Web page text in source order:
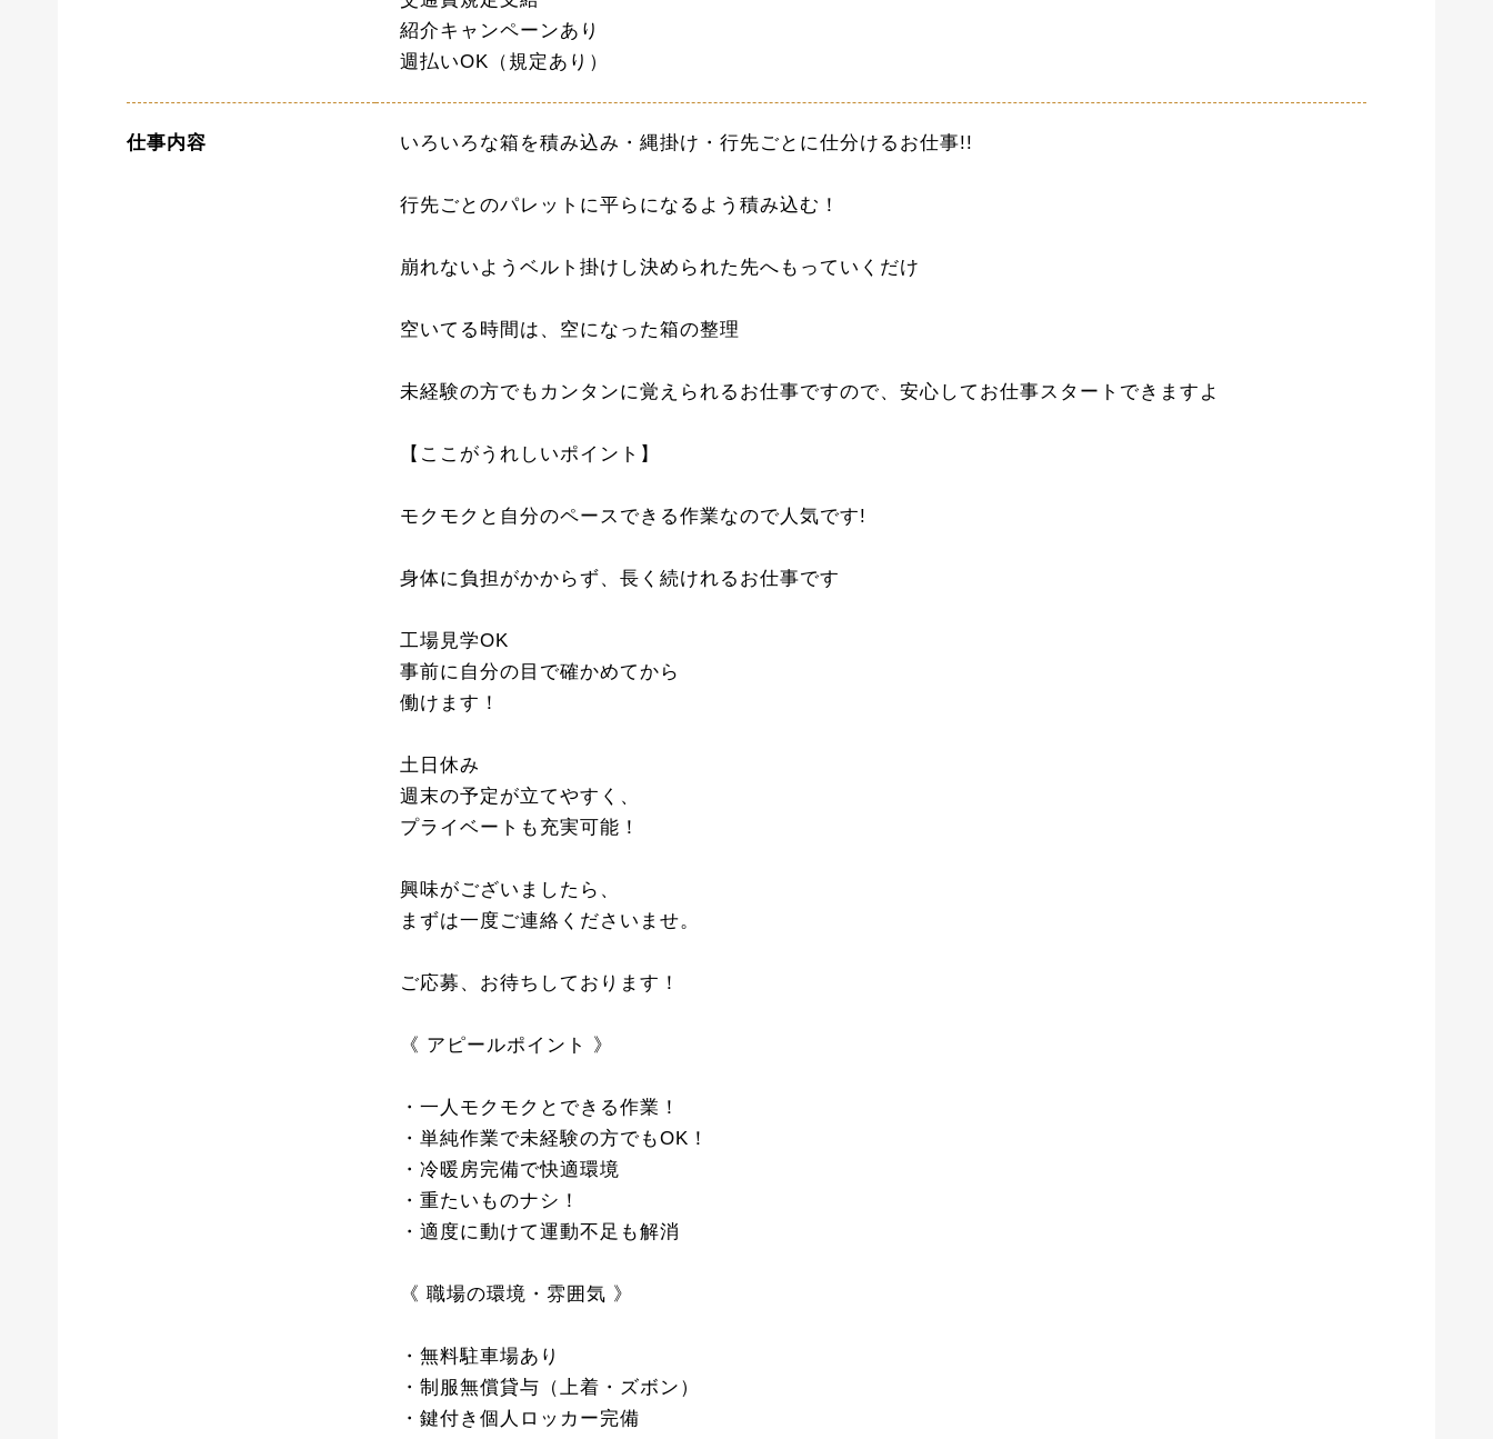
紹介キャンペーンあり
週払いOK（規定あり）
仕事内容 いろいろな箱を積み込み・縄掛け・行先ごとに仕分けるお仕事!!
行先ごとのパレットに平らになるよう積み込む！
崩れないようベルト掛けし決められた先へもっていくだけ
空いてる時間は、空になった箱の整理
未経験の方でもカンタンに覚えられるお仕事ですので、安心してお仕事スタートできますよ
【ここがうれしいポイント】
モクモクと自分のペースできる作業なので人気です!
身体に負担がかからず、長く続けれるお仕事です
工場見学OK
事前に自分の目で確かめてから
働けます！
土日休み
週末の予定が立てやすく、
プライベートも充実可能！
興味がございましたら、
まずは一度ご連絡くださいませ。
ご応募、お待ちしております！
《 アピールポイント 》
・一人モクモクとできる作業！
・単純作業で未経験の方でもOK！
・冷暖房完備で快適環境
・重たいものナシ！
・適度に動けて運動不足も解消
《 職場の環境・雰囲気 》
・無料駐車場あり
・制服無償貸与（上着・ズボン）
・鍵付き個人ロッカー完備